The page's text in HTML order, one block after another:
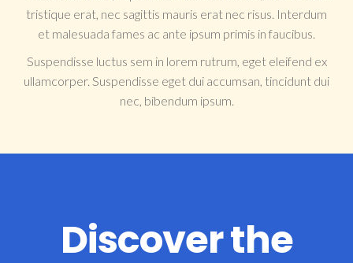
tristique erat, nec sagittis mauris erat nec risus. Interdum
et malesuada fames ac ante ipsum primis in faucibus.
Suspendisse luctus sem in lorem rutrum, eget eleifend ex
ullamcorper. Suspendisse eget dui accumsan, tincidunt dui
nec, bibendum ipsum.
Discover the